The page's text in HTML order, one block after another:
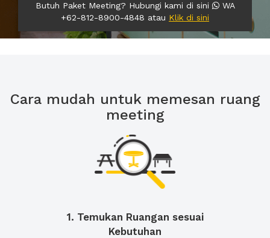
Butuh Paket Meeting? Hubungi kami di sini
WA
+62-812-8900-4848 atau Klik di sini
Cara mudah untuk memesan ruang
meeting
1. Temukan Ruangan sesuai
Kebutuhan